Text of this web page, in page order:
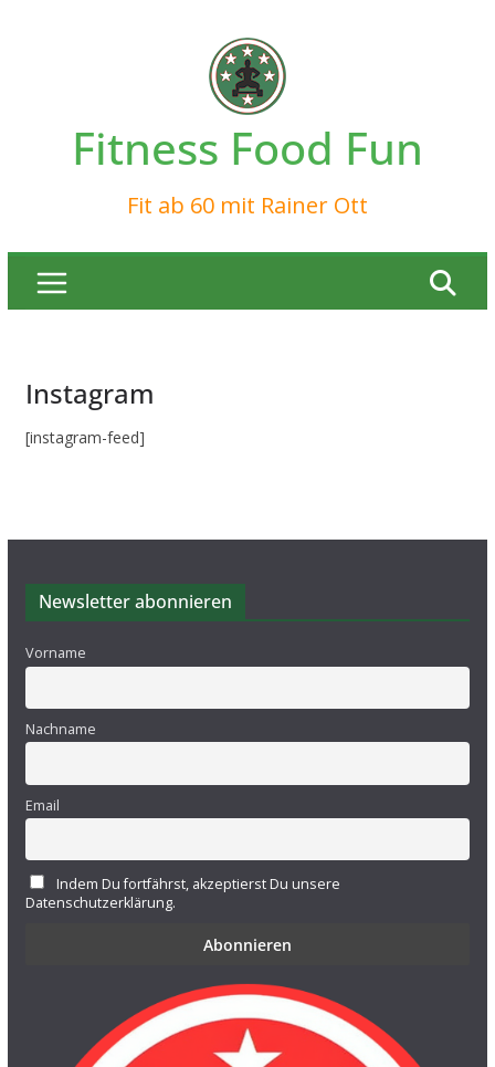
Fitness Food Fun
Fit ab 60 mit Rainer Ott
Instagram
[instagram-feed]
Newsletter abonnieren
Vorname
Nachname
Email
Indem Du fortfährst, akzeptierst Du unsere
Datenschutzerklärung.